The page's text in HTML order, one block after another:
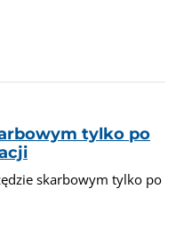
tylko po
skarbowym tylko po